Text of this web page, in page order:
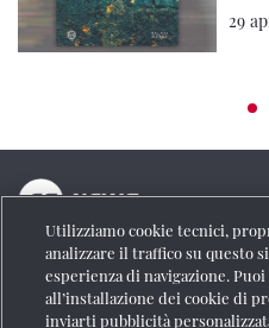
29
La testata online del Gruppo
Social
Utilizziamo cookie tecnici,
analizzare il traffico su questo
esperienza di navigazione.
all’installazione dei cookie di
inviarti pubblicità